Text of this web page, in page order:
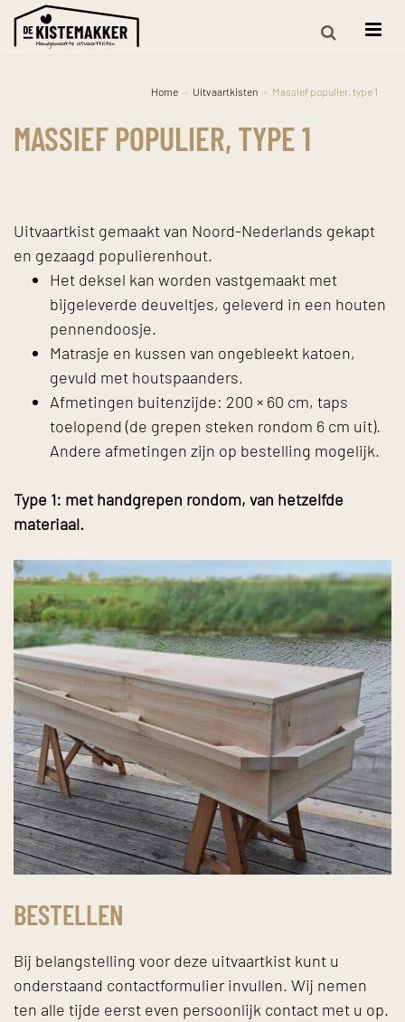
Home Uitvaartkisten Massief populier, type 1
MASSIEF POPULIER, TYPE 1
Uitvaartkist gemaakt van Noord-Nederlands gekapt
en gezaagd populierenhout.
Het deksel kan worden vastgemaakt met
bijgeleverde deuveltjes, geleverd in een houten
pennendoosje.
Matrasje en kussen van ongebleekt katoen,
gevuld met houtspaanders.
Afmetingen buitenzijde: 200 × 60 cm, taps
toelopend (de grepen steken rondom 6 cm uit).
Andere afmetingen zijn op bestelling mogelijk.
Type 1: met handgrepen rondom, van hetzelfde
materiaal.
BESTELLEN
Bij belangstelling voor deze uitvaartkist kunt u
onderstaand contactformulier invullen. Wij nemen
ten alle tijde eerst even persoonlijk contact met u op.